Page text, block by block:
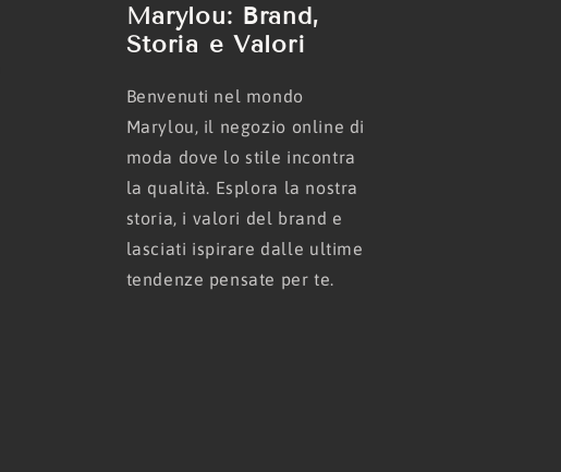
Marylou: Brand,
Storia e Valori
Benvenuti nel mondo
Marylou, il negozio online di
moda dove lo stile incontra
la qualità. Esplora la nostra
storia, i valori del brand e
lasciati ispirare dalle ultime
tendenze pensate per te.